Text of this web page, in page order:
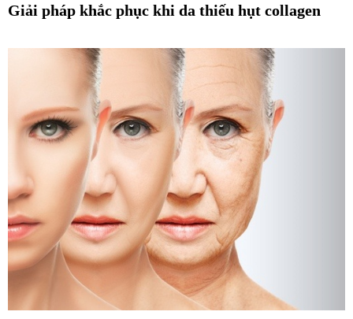
Giải pháp khắc phục khi da thiếu hụt collagen